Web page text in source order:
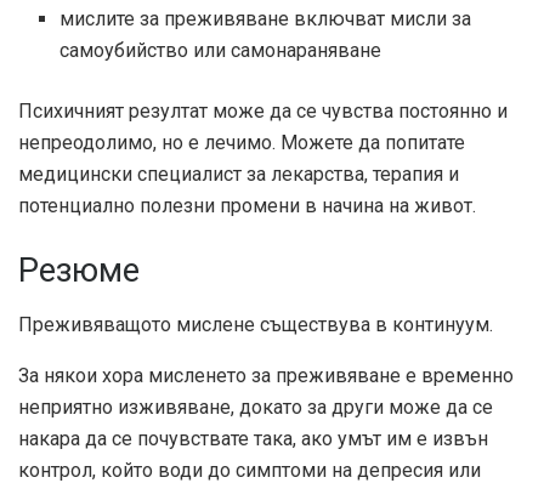
мислите за преживяване включват мисли за
самоубийство или самонараняване
Психичният резултат може да се чувства постоянно и
непреодолимо, но е лечимо. Можете да попитате
медицински специалист за лекарства, терапия и
потенциално полезни промени в начина на живот.
Резюме
Преживяващото мислене съществува в континуум.
За някои хора мисленето за преживяване е временно
неприятно изживяване, докато за други може да се
накара да се почувствате така, ако умът им е извън
контрол, който води до симптоми на депресия или